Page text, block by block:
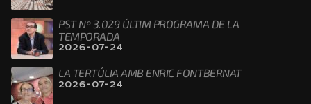
PST Nº 3.029 ÚLTIM PROGRAMA DE LA
TEMPORADA
2026-07-24
LA TERTÚLIA AMB ENRIC FONTBERNAT
2026-07-24